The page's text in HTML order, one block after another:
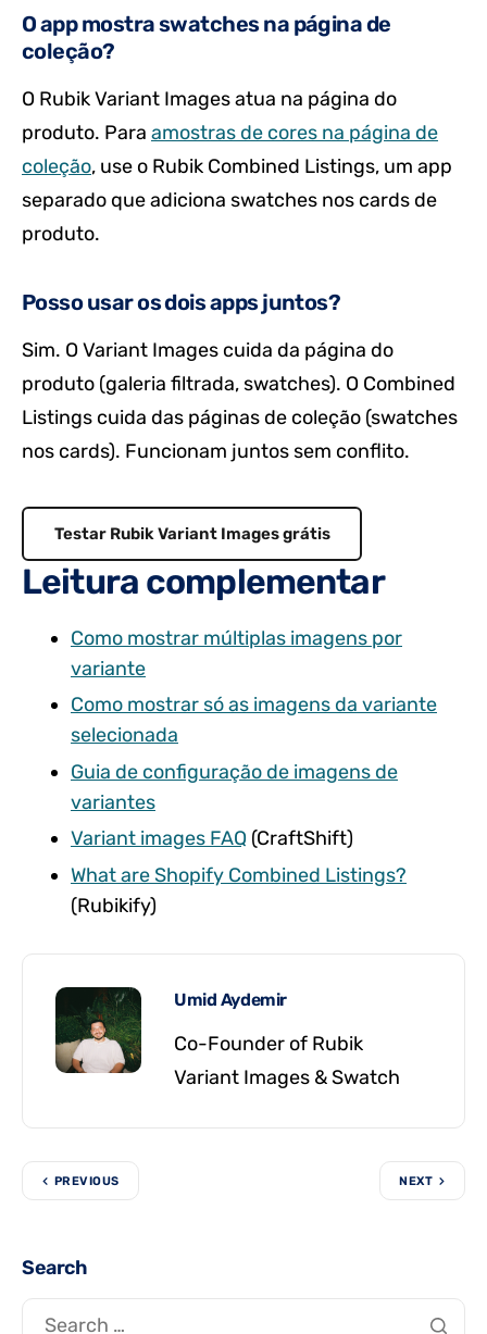
O app mostra swatches na página de
coleção?
O Rubik Variant Images atua na página do
produto. Para amostras de cores na página de
coleção, use o Rubik Combined Listings, um app
separado que adiciona swatches nos cards de
produto.
Posso usar os dois apps juntos?
Sim. O Variant Images cuida da página do
produto (galeria filtrada, swatches). O Combined
Listings cuida das páginas de coleção (swatches
nos cards). Funcionam juntos sem conflito.
Testar Rubik Variant Images grátis
Leitura complementar
Como mostrar múltiplas imagens por
variante
Como mostrar só as imagens da variante
selecionada
Guia de configuração de imagens de
variantes
Variant images FAQ (CraftShift)
What are Shopify Combined Listings?
(Rubikify)
Umid Aydemir
Co-Founder of Rubik
Variant Images & Swatch
PREVIOUS NEXT
Search